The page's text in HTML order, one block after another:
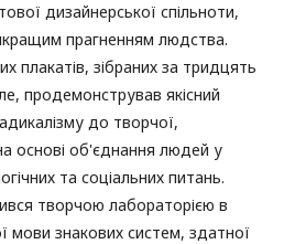
дизайнерської спільноти,
прагненням людства.
плакатів, зібраних за тридцять
продемонстрував якісний
до творчої,
основі об'єднання людей у
та соціальних питань.
творчою лабораторією в
мови знакових систем, здатної